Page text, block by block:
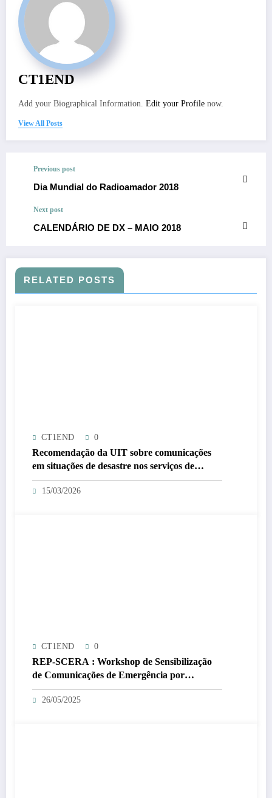
CT1END
Add your Biographical Information. Edit your Profile now.
View All Posts
Previous post
Dia Mundial do Radioamador 2018
Next post
CALENDÁRIO DE DX – MAIO 2018
RELATED POSTS
CT1END 0
Recomendação da UIT sobre comunicações
em situações de desastre nos serviços de
amador e amador por satélite atualizada.
15/03/2026
CT1END 0
REP-SCERA : Workshop de Sensibilização
de Comunicações de Emergência por
Radioamadores/Radio-Operadores
26/05/2025